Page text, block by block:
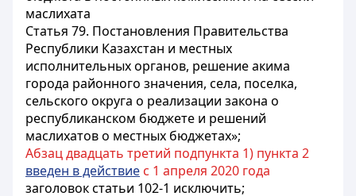
маслихата
Статья 79. Постановления Правительства
Республики Казахстан и местных
исполнительных органов, решение акима
города районного значения, села, поселка,
сельского округа о реализации закона о
республиканском бюджете и решений
маслихатов о местных бюджетах»;
Абзац двадцать третий подпункта 1) пункта 2
введен в действие с 1 апреля 2020 года
заголовок статьи 102-1 исключить;